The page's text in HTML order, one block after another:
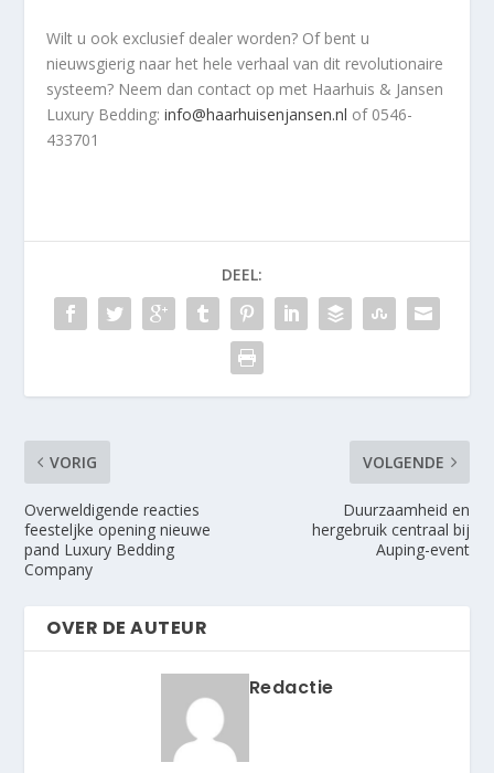
Wilt u ook exclusief dealer worden? Of bent u
nieuwsgierig naar het hele verhaal van dit revolutionaire
systeem? Neem dan contact op met Haarhuis & Jansen
Luxury Bedding:info@haarhuisenjansen.nl of 0546-
433701
DEEL:
VORIG
Overweldigende reacties
feesteljke opening nieuwe
pand Luxury Bedding
Company
VOLGENDE
Duurzaamheid en
hergebruik centraal bij
Auping-event
OVER DE AUTEUR
Redactie